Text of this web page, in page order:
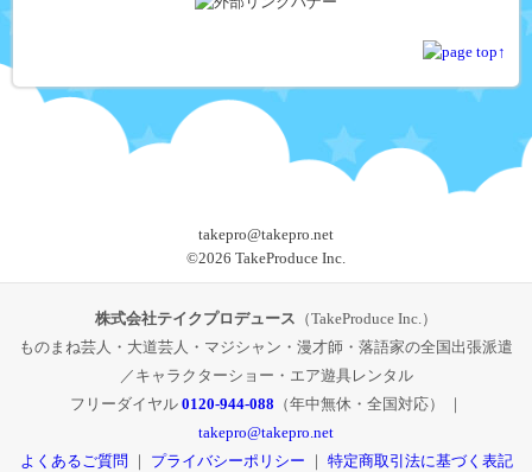
takepro@takepro.net
©2026 TakeProduce Inc.
株式会社テイクプロデュース （TakeProduce Inc.）
ものまね芸人・大道芸人・マジシャン・漫才師・落語家の全国出張派遣
／キャラクターショー・エア遊具レンタル
フリーダイヤル 0120-944-088 （年中無休・全国対応） ｜
takepro@takepro.net
よくあるご質問 ｜ プライバシーポリシー ｜ 特定商取引法に基づく表記